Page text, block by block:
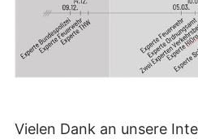
Vielen Dank an unsere